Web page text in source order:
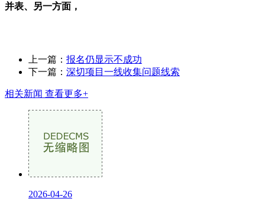
并表、另一方面，
上一篇： 报名仍显示不成功
下一篇： 深切项目一线收集问题线索
相关新闻 查看更多+
2026-04-26